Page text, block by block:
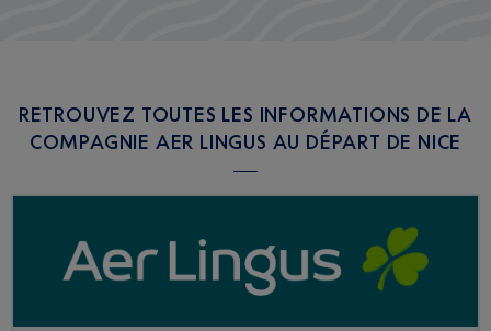
RETROUVEZ TOUTES LES INFORMATIONS DE LA
COMPAGNIE AER LINGUS AU DÉPART DE NICE